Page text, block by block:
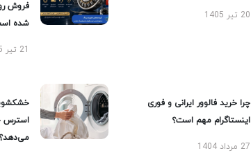
20 تیر 1405
فروش
شده
21 تیر 1405
چرا خرید فالوور ایرانی و فوری
اینستاگرام مهم است؟
27 مرداد 1404
استرس
می‌دهد؟